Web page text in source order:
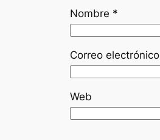
Nombre *
Correo electrónico
Web